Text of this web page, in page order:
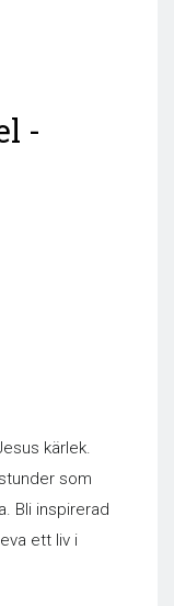
-
kärlek.
som
Bli inspirerad
ett liv i